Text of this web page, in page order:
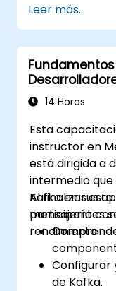
Escribir
Kafka
Integrar
con
Adquirir
Leer más...
14 Horas
Esta
instructor en
está dirigida a
intermedio
Kafka en sus
mensajería
rendimiento.
Al finalizar
participantes
Configurar
de Kafka.